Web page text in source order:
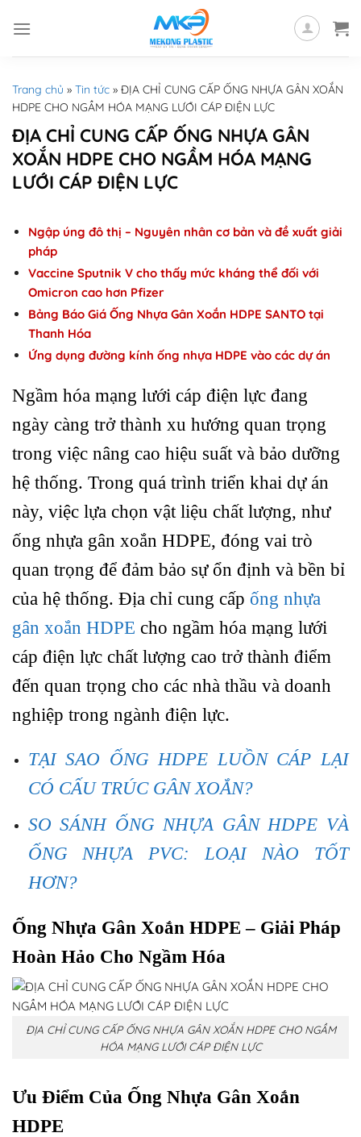
Trang chủ » Tin tức » ĐỊA CHỈ CUNG CẤP ỐNG NHỰA GÂN XOẮN
HDPE CHO NGẦM HÓA MẠNG LƯỚI CÁP ĐIỆN LỰC
ĐỊA CHỈ CUNG CẤP ỐNG NHỰA GÂN
XOẮN HDPE CHO NGẦM HÓA MẠNG
LƯỚI CÁP ĐIỆN LỰC
Ngập úng đô thị – Nguyên nhân cơ bản và đề xuất giải
pháp
Vaccine Sputnik V cho thấy mức kháng thể đối với
Omicron cao hơn Pfizer
Bảng Báo Giá Ống Nhựa Gân Xoắn HDPE SANTO tại
Thanh Hóa
Ứng dụng đường kính ống nhựa HDPE vào các dự án
Ngầm hóa mạng lưới cáp điện lực đang
ngày càng trở thành xu hướng quan trọng
trong việc nâng cao hiệu suất và bảo dưỡng
hệ thống. Trong quá trình triển khai dự án
này, việc lựa chọn vật liệu chất lượng, như
ống nhựa gân xoắn HDPE, đóng vai trò
quan trọng để đảm bảo sự ổn định và bền bỉ
của hệ thống. Địa chỉ cung cấp ống nhựa
gân xoắn HDPE cho ngầm hóa mạng lưới
cáp điện lực chất lượng cao trở thành điểm
đến quan trọng cho các nhà thầu và doanh
nghiệp trong ngành điện lực.
TẠI SAO ỐNG HDPE LUỒN CÁP LẠI
CÓ CẤU TRÚC GÂN XOẮN?
SO SÁNH ỐNG NHỰA GÂN HDPE VÀ
ỐNG NHỰA PVC: LOẠI NÀO TỐT
HƠN?
Ống Nhựa Gân Xoắn HDPE – Giải Pháp
Hoàn Hảo Cho Ngầm Hóa
ĐỊA CHỈ CUNG CẤP ỐNG NHỰA GÂN XOẮN HDPE CHO NGẦM
HÓA MẠNG LƯỚI CÁP ĐIỆN LỰC
Ưu Điểm Của Ống Nhựa Gân Xoắn
HDPE